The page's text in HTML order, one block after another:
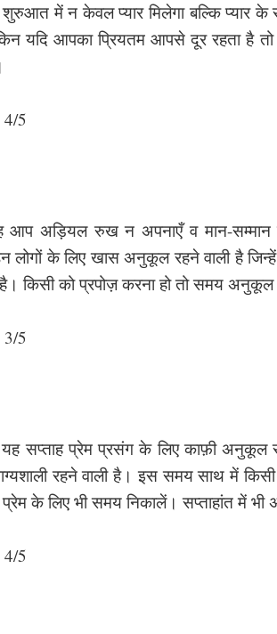
में न केवल प्यार मिलेगा बल्कि प्यार के
यदि आपका प्रियतम आपसे दूर रहता है
4/5
आप अड़ियल रुख न अपनाएँ व मान-
के लिए खास अनुकूल रहने वाली है जिन्हें
है। किसी को प्रपोज़ करना हो तो समय
3/5
यह सप्ताह प्रेम प्रसंग के लिए काफ़ी अनुकूल
रहने वाली है। इस समय साथ में
के लिए भी समय निकालें। सप्ताहांत में भी
4/5